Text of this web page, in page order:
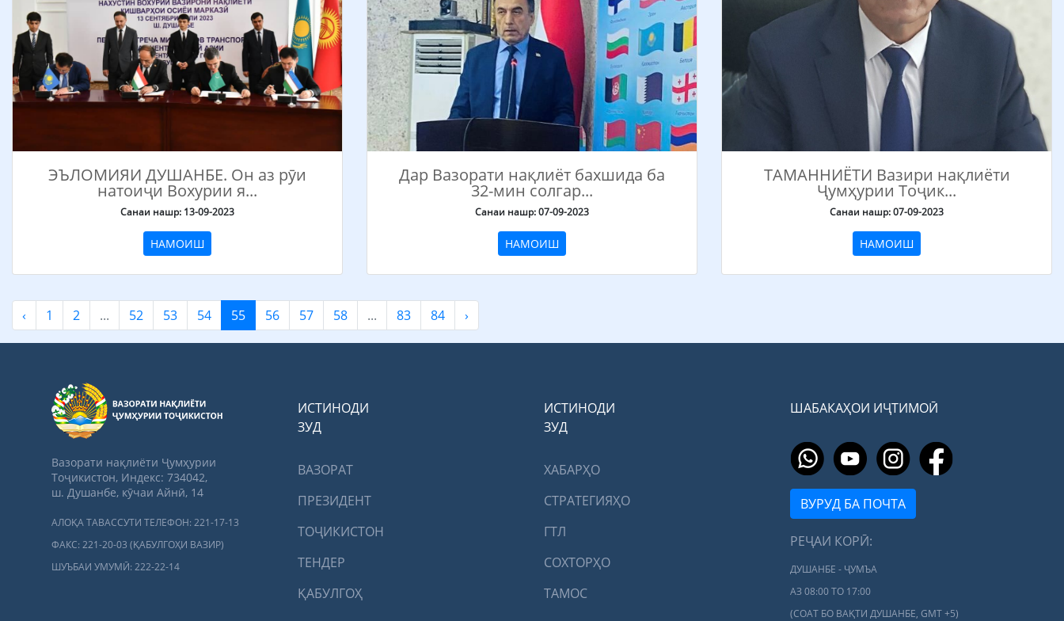
ЭЪЛОМИЯИ ДУШАНБЕ. Он аз рӯи
натоиҷи Вохурии я...
Санаи нашр: 13-09-2023
НАМОИШ
Дар Вазорати нақлиёт бахшида ба
32-мин солгар...
Санаи нашр: 07-09-2023
НАМОИШ
ТАМАННИЁТИ Вазири нақлиёти
Ҷумҳурии Тоҷик...
Санаи нашр: 07-09-2023
НАМОИШ
‹ 1 2 ... 52 53 54 55 56 57 58 ... 83 84 ›
Вазорати нақлиёти Ҷумҳурии
Тоҷикистон, Индекс: 734042,
ш. Душанбе, кӯчаи Айнӣ, 14
АЛОҚА ТАВАССУТИ ТЕЛЕФОН: 221-17-13
ФАКС: 221-20-03 (ҚАБУЛГОҲИ ВАЗИР)
ШУЪБАИ УМУМӢ: 222-22-14
ИСТИНОДИ
ЗУД
ВАЗОРАТ
ПРЕЗИДЕНТ
ТОҶИКИСТОН
ТЕНДЕР
ҚАБУЛГОҲ
ИСТИНОДИ
ЗУД
ХАБАРҲО
СТРАТЕГИЯҲО
ГТЛ
СОХТОРҲО
ТАМОС
ШАБАКАҲОИ ИҶТИМОӢ
ВУРУД БА ПОЧТА
РЕҶАИ КОРӢ:
ДУШАНБЕ - ҶУМЪА
АЗ 08:00 ТО 17:00
(СОАТ БО ВАҚТИ ДУШАНБЕ, GMT +5)